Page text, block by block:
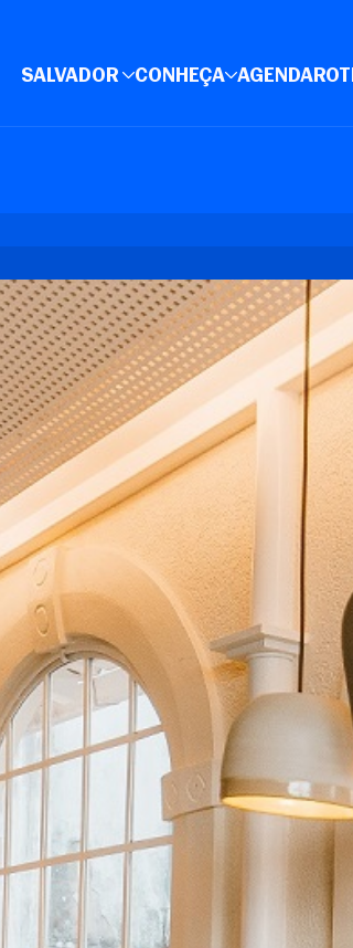
SALVADOR CONHEÇA AGENDA